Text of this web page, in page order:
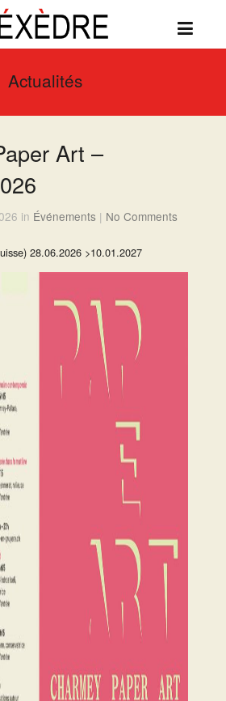
Actualités
Art –
in Événements | No Comments
28.06.2026 >10.01.2027